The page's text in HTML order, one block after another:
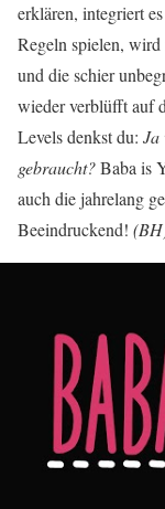
erklären, integriert
Regeln spielen,
und die schier
wieder verblüfft auf
Levels denkst du: Ja
gebraucht?Baba is
auch die jahrelang
Beeindruckend!